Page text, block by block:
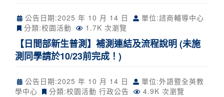
公告日期:2025 年 10 月 14 日
單位:諮商輔導中心
分類:校園活動 1.7K 次瀏覽
【日間部新生普測】補測連結及流程說明 (未施
測同學請於10/23前完成！)
公告日期:2025 年 10 月 14 日
單位:外語暨全英教
學中心
分類:校園活動 行政公告 4.9K 次瀏覽